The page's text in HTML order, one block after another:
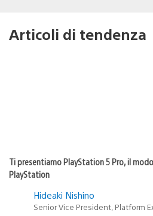
Articoli di tendenza
Ti presentiamo PlayStation 5 Pro, il
PlayStation
Hideaki Nishino
Senior Vice President, Platform